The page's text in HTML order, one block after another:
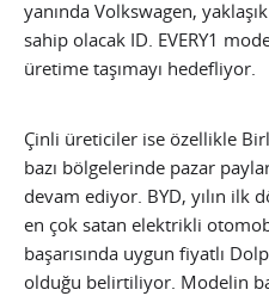
yanında Volkswagen,
sahip olacak ID. EVERY1
üretime taşımayı hedefliyor.
Çinli üreticiler ise özellikle
bazı bölgelerinde pazar
devam ediyor. BYD, yılın ilk
en çok satan elektrikli
başarısında uygun fiyatlı
olduğu belirtiliyor. Modelin